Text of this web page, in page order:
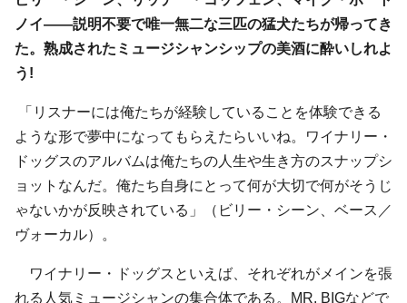
ノイ――説明不要で唯一無二な三匹の猛犬たちが帰ってき
た。熟成されたミュージシャンシップの美酒に酔いしれよ
う!
「リスナーには俺たちが経験していることを体験できる
ような形で夢中になってもらえたらいいね。ワイナリー・
ドッグスのアルバムは俺たちの人生や生き方のスナップシ
ョットなんだ。俺たち自身にとって何が大切で何がそうじ
ゃないかが反映されている」（ビリー・シーン、ベース／
ヴォーカル）。
ワイナリー・ドッグスといえば、それぞれがメインを張
れる人気ミュージシャンの集合体である。MR. BIGなどで